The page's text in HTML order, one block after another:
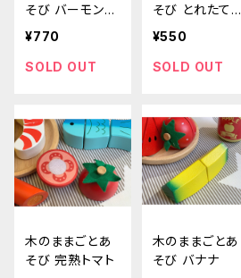
そび バーモンド
カレー(甘口)
¥770
SOLD OUT
そび とれたてニ
ンジン
¥550
SOLD OUT
木のままごとあ
そび 完熟トマト
木のままごとあ
そび バナナ